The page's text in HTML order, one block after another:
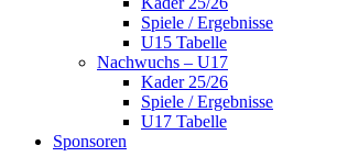
Spiele / Ergebnisse
U15 Tabelle
Nachwuchs – U17
Kader 25/26
Spiele / Ergebnisse
U17 Tabelle
Sponsoren